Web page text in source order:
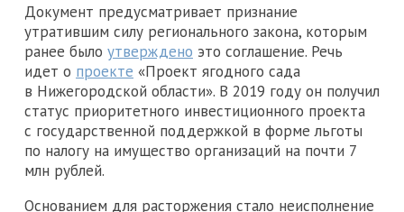
Документ предусматривает признание
утратившим силу регионального закона, которым
ранее было утверждено это соглашение. Речь
идет о проекте «Проект ягодного сада
в Нижегородской области». В 2019 году он получил
статус приоритетного инвестиционного проекта
с государственной поддержкой в форме льготы
по налогу на имущество организаций на почти 7
млн рублей.
Основанием для расторжения стало неисполнение